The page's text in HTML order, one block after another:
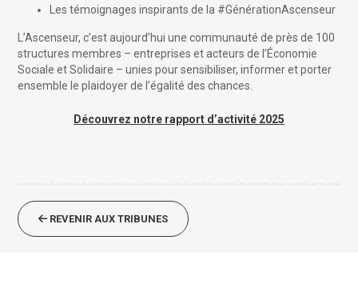
Les témoignages inspirants de la #GénérationAscenseur
L’Ascenseur, c’est aujourd’hui une communauté de près de 100
structures membres – entreprises et acteurs de l’Économie
Sociale et Solidaire – unies pour sensibiliser, informer et porter
ensemble le plaidoyer de l’égalité des chances.
Découvrez notre rapport d’activité 2025
REVENIR AUX TRIBUNES